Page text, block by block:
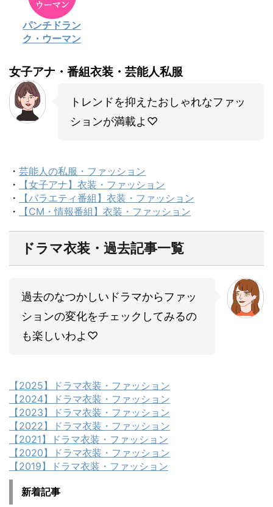
パンチドラン
ク・ウーマン
女子アナ・番組衣装・芸能人私服
トレンドを抑えたおしゃれなファッ
ションが満載よ♡
・ 芸能人の私服・ファッション
・
【女子アナ】衣装・ファッション
・
【バラエティ番組】衣装・ファッション
・
【CM・情報番組】衣装・ファッション
ドラマ衣装・過去記事一覧
過去のなつかしいドラマからファッ
ションの変化をチェックしてみるの
も楽しいわよ♡
【2025】ドラマ衣装・ファッション
【2024】ドラマ衣装・ファッション
【2023】ドラマ衣装・ファッション
【2022】ドラマ衣装・ファッション
【2021】ドラマ衣装・ファッション
【2020】ドラマ衣装・ファッション
【2019】ドラマ衣装・ファッション
新着記事